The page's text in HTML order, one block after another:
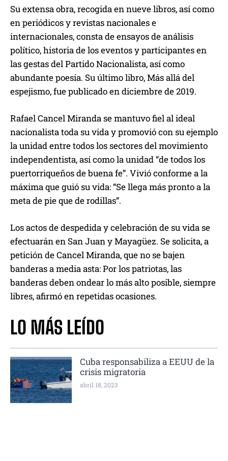
Su extensa obra, recogida en nueve libros, así como
en periódicos y revistas nacionales e
internacionales, consta de ensayos de análisis
político, historia de los eventos y participantes en
las gestas del Partido Nacionalista, así como
abundante poesía. Su último libro, Más allá del
espejismo, fue publicado en diciembre de 2019.
Rafael Cancel Miranda se mantuvo fiel al ideal
nacionalista toda su vida y promovió con su ejemplo
la unidad entre todos los sectores del movimiento
independentista, así como la unidad “de todos los
puertorriqueños de buena fe”. Vivió conforme a la
máxima que guió su vida: “Se llega más pronto a la
meta de pie que de rodillas”.
Los actos de despedida y celebración de su vida se
efectuarán en San Juan y Mayagüez. Se solicita, a
petición de Cancel Miranda, que no se bajen
banderas a media asta: Por los patriotas, las
banderas deben ondear lo más alto posible, siempre
libres, afirmó en repetidas ocasiones.
LO MÁS LEÍDO
Cuba responsabiliza a EEUU de la
crisis migratoria
abril 18, 2023